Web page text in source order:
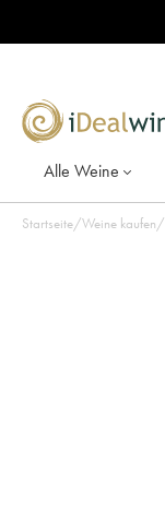
Alle Weine
Startseite/Weine kaufen/